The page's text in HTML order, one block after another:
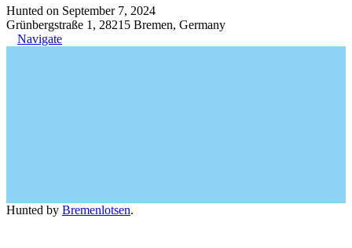
Hunted on September 7, 2024
Grünbergstraße 1, 28215 Bremen, Germany
Navigate
Hunted by Bremenlotsen.